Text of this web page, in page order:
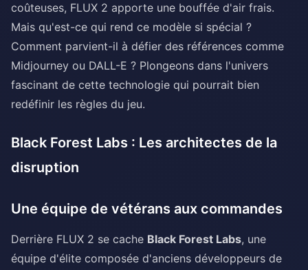
coûteuses, FLUX 2 apporte une bouffée d'air frais.
Mais qu'est-ce qui rend ce modèle si spécial ?
Comment parvient-il à défier des références comme
Midjourney ou DALL-E ? Plongeons dans l'univers
fascinant de cette technologie qui pourrait bien
redéfinir les règles du jeu.
Black Forest Labs : Les architectes de la
disruption
Une équipe de vétérans aux commandes
Derrière FLUX 2 se cache Black Forest Labs, une
équipe d'élite composée d'anciens développeurs de